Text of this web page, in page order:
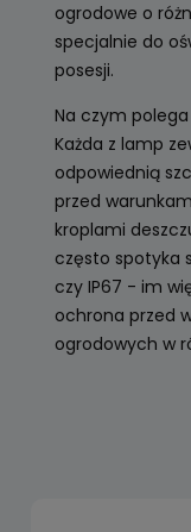
ogrodowe o
specjalnie do
posesji.
Na czym
Każda z lamp
odpowiednią
przed
kroplami
często spotyka
czy IP67 - im
ochrona przed
ogrodowych w